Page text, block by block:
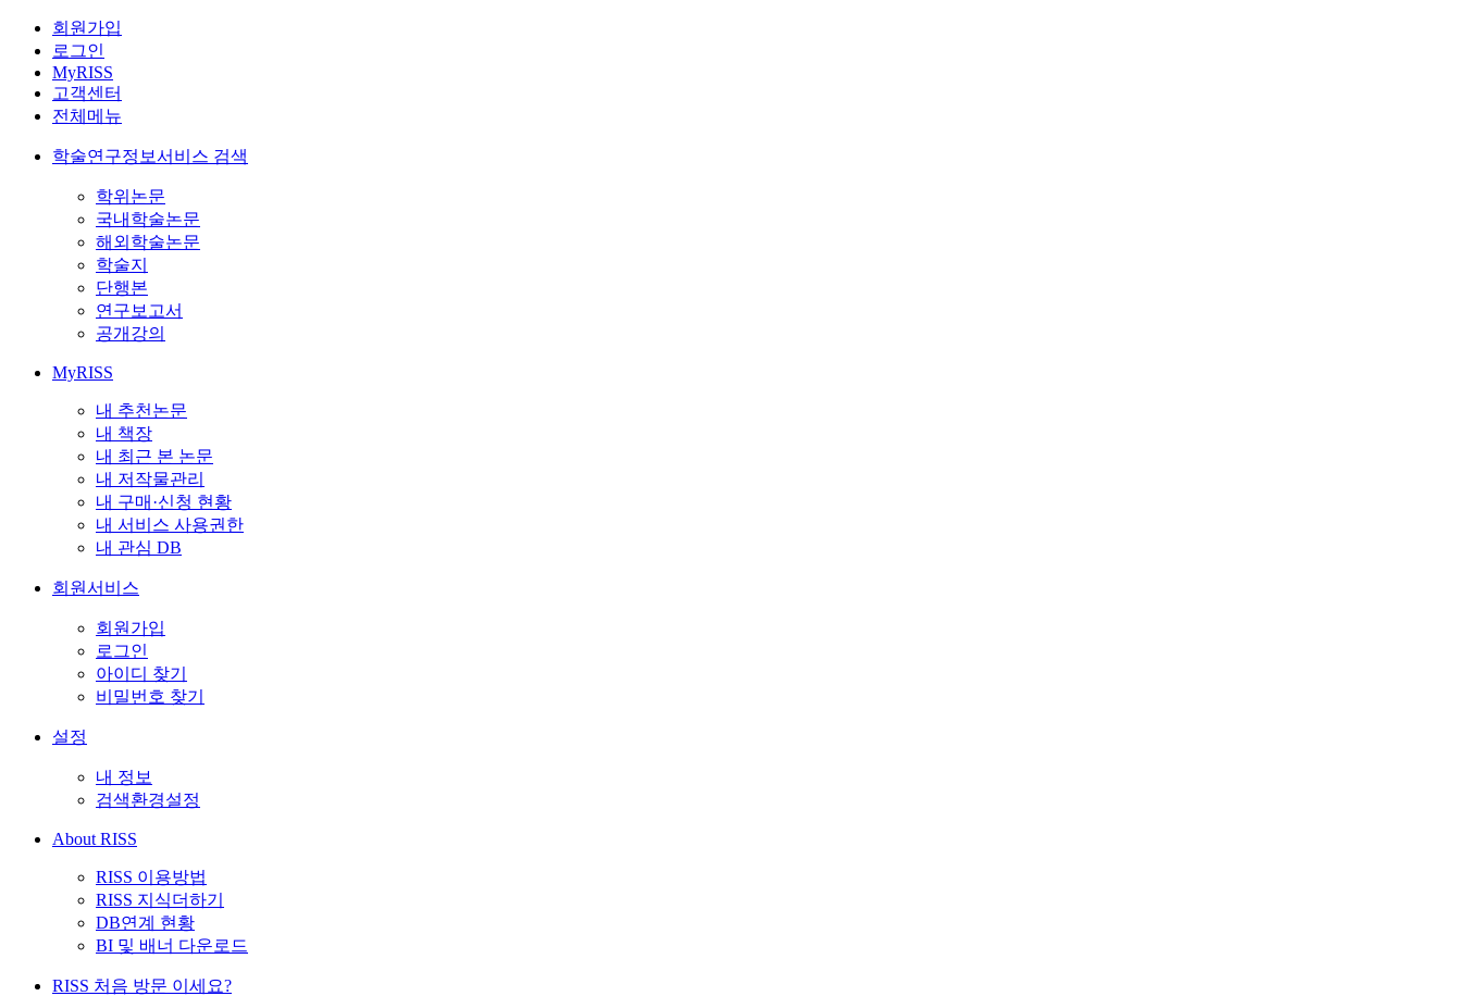
회원가입
로그인
MyRISS
고객센터
전체메뉴
학술연구정보서비스 검색
학위논문
국내학술논문
해외학술논문
학술지
단행본
연구보고서
공개강의
MyRISS
내 추천논문
내 책장
내 최근 본 논문
내 저작물관리
내 구매·신청 현황
내 서비스 사용권한
내 관심 DB
회원서비스
회원가입
로그인
아이디 찾기
비밀번호 찾기
설정
내 정보
검색환경설정
About RISS
RISS 이용방법
RISS 지식더하기
DB연계 현황
BI 및 배너 다운로드
RISS 처음 방문 이세요?